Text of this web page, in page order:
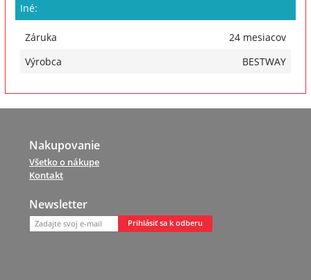
Iné:
Záruka
24 mesiacov
Výrobca
BESTWAY
Nakupovanie
Všetko o nákupe
Kontakt
Newsletter
Prihlásiť sa k odberu